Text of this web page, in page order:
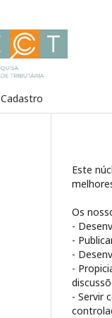
Cadastro
Este
Os
-
-
-
-
- Servir